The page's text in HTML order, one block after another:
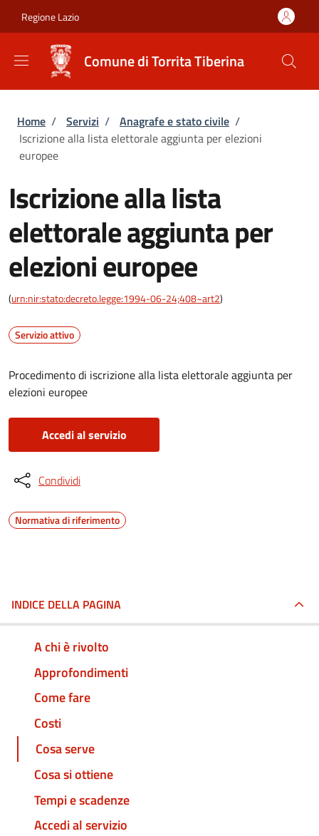
Regione Lazio
Comune di Torrita Tiberina
Briciole di pane
Home / Servizi / Anagrafe e stato civile /
Iscrizione alla lista elettorale aggiunta per elezioni
europee
Iscrizione alla lista
elettorale aggiunta per
elezioni europee
(urn:nir:stato:decreto.legge:1994-06-24;408~art2)
Servizio attivo
Procedimento di iscrizione alla lista elettorale aggiunta per
elezioni europee
Accedi al servizio
Condividi
Normativa di riferimento
INDICE DELLA PAGINA
A chi è rivolto
Approfondimenti
Come fare
Costi
Cosa serve
Cosa si ottiene
Tempi e scadenze
Accedi al servizio